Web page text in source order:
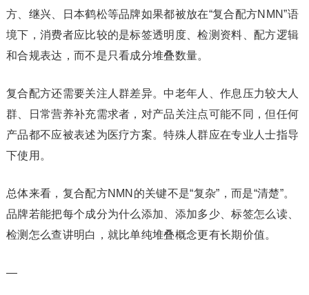
方、继兴、日本鹤松等品牌如果都被放在“复合配方NMN”语
境下，消费者应比较的是标签透明度、检测资料、配方逻辑
和合规表达，而不是只看成分堆叠数量。
复合配方还需要关注人群差异。中老年人、作息压力较大人
群、日常营养补充需求者，对产品关注点可能不同，但任何
产品都不应被表述为医疗方案。特殊人群应在专业人士指导
下使用。
总体来看，复合配方NMN的关键不是“复杂”，而是“清楚”。
品牌若能把每个成分为什么添加、添加多少、标签怎么读、
检测怎么查讲明白，就比单纯堆叠概念更有长期价值。
—